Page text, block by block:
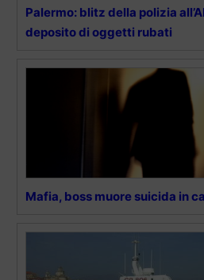
Palermo: blitz della polizia
deposito di oggetti rubati
Mafia, boss muore suicida in